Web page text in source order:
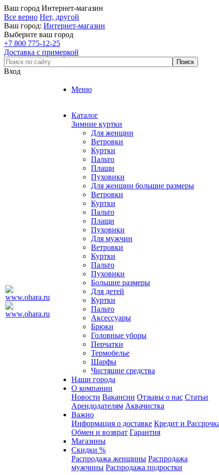
Ваш город Интернет-магазин
Все верно Нет, другой
Ваш город: Интернет-магазин
Выберите ваш город
+7 800 775-12-25
Доставка с примеркой
Вход
Меню
Каталог
Зимние куртки
Для женщин
Ветровки
Куртки
Пальто
Плащи
Пуховики
Для женщин большие размеры
Ветровки
Куртки
Пальто
Плащи
Пуховики
Для мужчин
Ветровки
Куртки
Пальто
Пуховики
Большие размеры
Для детей
Куртки
Пальто
Аксессуары
Брюки
Головные уборы
Перчатки
Термобелье
Шарфы
Чистящие средства
Наши города
О компании
Новости Вакансии Отзывы о нас Статьи
Арендодателям Аквачистка
Важно
Информация о доставке Кредит и
Обмен и возврат Гарантия
Магазины
Скидки %
Распродажа женщины Распродажа
мужчины Распродажа подростки